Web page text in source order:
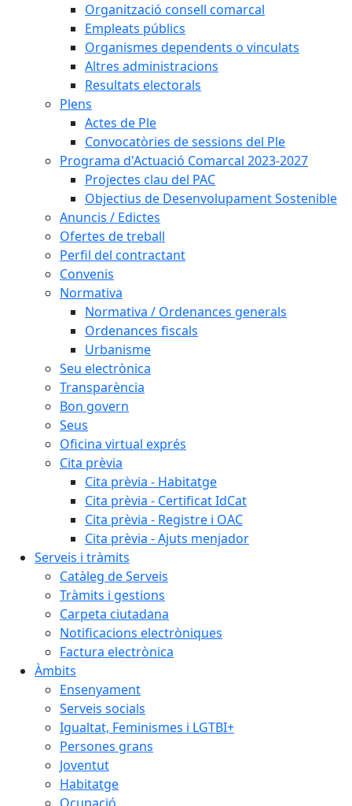
Organització consell comarcal
Empleats públics
Organismes dependents o vinculats
Altres administracions
Resultats electorals
Plens
Actes de Ple
Convocatòries de sessions del Ple
Programa d'Actuació Comarcal 2023-2027
Projectes clau del PAC
Objectius de Desenvolupament Sostenible
Anuncis / Edictes
Ofertes de treball
Perfil del contractant
Convenis
Normativa
Normativa / Ordenances generals
Ordenances fiscals
Urbanisme
Seu electrònica
Transparència
Bon govern
Seus
Oficina virtual exprés
Cita prèvia
Cita prèvia - Habitatge
Cita prèvia - Certificat IdCat
Cita prèvia - Registre i OAC
Cita prèvia - Ajuts menjador
Serveis i tràmits
Catàleg de Serveis
Tràmits i gestions
Carpeta ciutadana
Notificacions electròniques
Factura electrònica
Àmbits
Ensenyament
Serveis socials
Igualtat, Feminismes i LGTBI+
Persones grans
Joventut
Habitatge